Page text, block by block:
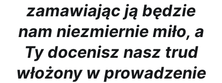
zamawiając ją będzie
nam niezmiernie miło, a
Ty docenisz nasz trud
włożony w prowadzenie